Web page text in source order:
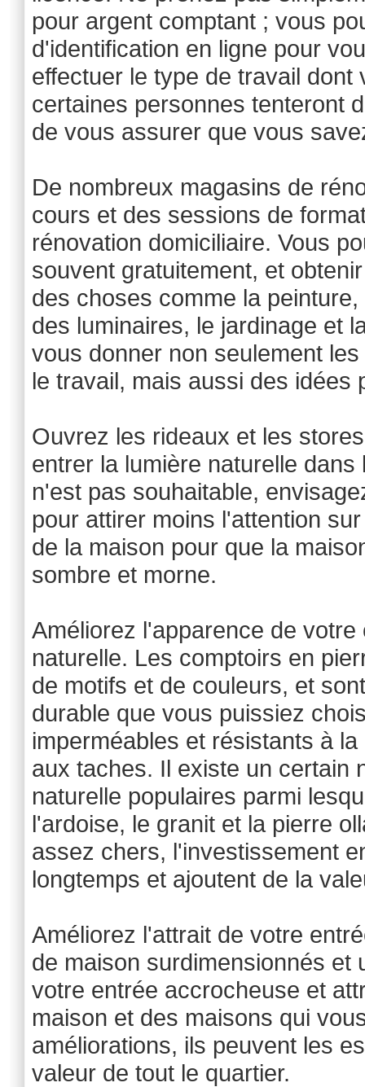
pour argent comptant ; vous
d'identification en ligne pour
effectuer le type de travail
certaines personnes tenteront
de vous assurer que vous
De nombreux magasins de
cours et des sessions de
rénovation domiciliaire. Vous
souvent gratuitement, et
des choses comme la
des luminaires, le jardinage et
vous donner non seulement
le travail, mais aussi des idées
Ouvrez les rideaux et les
entrer la lumière naturelle
n'est pas souhaitable,
pour attirer moins l'attention
de la maison pour que la
sombre et morne.
Améliorez l'apparence de
naturelle. Les comptoirs en
de motifs et de couleurs, et
durable que vous puissiez
imperméables et résistants à
aux taches. Il existe un certain
naturelle populaires parmi
l'ardoise, le granit et la pierre
assez chers, l'investissement
longtemps et ajoutent de la
Améliorez l'attrait de votre
de maison surdimensionnés et
votre entrée accrocheuse et
maison et des maisons qui
améliorations, ils peuvent les
valeur de tout le quartier.